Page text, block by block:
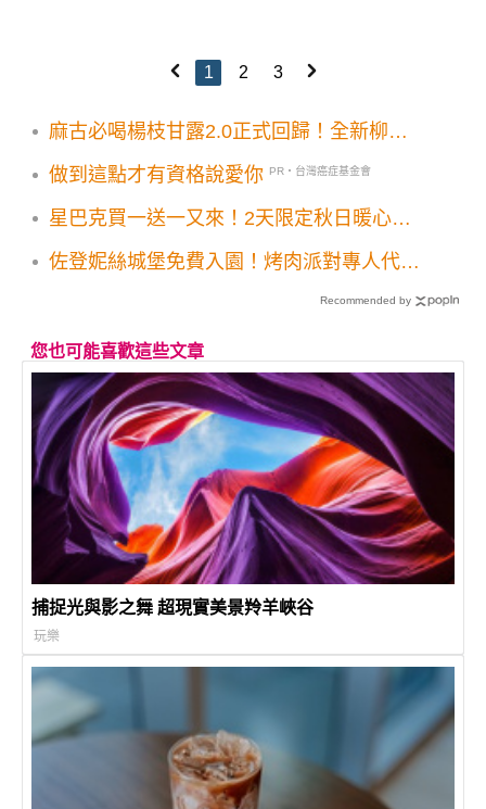
1 2 3
麻古必喝楊枝甘露2.0正式回歸！全新柳橙
做到這點才有資格說愛你 PR・台灣癌症基金會
星巴克買一送一又來！2天限定秋日暖心特
佐登妮絲城堡免費入園！烤肉派對專人代烤
Recommended by
您也可能喜歡這些文章
捕捉光與影之舞 超現實美景羚羊峽谷
玩樂